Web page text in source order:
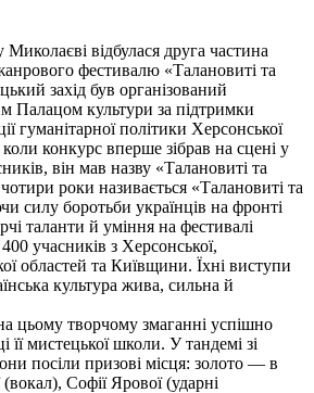
відбулася друга частина
фестивалю «Талановиті та
захід був організований
Палацом культури за підтримки
гуманітарної політики Херсонської
конкурс вперше зібрав на сцені у
він мав назву «Талановиті та
роки називається «Талановиті та
силу боротьби українців на фронті
таланти й уміння на фестивалі
учасників з Херсонської,
областей та Київщини. Їхні виступи
культура жива, сильна й
цьому творчому змаганні успішно
її мистецької школи. У тандемі зі
посіли призові місця: золото — в
Софії Ярової (ударні